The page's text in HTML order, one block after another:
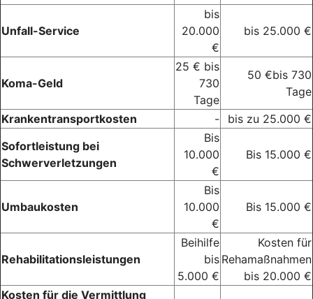
Unfall-Service
bis
20.000
€
bis 25.000 €
Koma-Geld
25 € bis
730
Tage
50 €bis 730
Tage
Krankentransportkosten
-
bis zu 25.000 €
Sofortleistung bei
Schwerverletzungen
Bis
10.000
€
Bis 15.000 €
Umbaukosten
Bis
10.000
€
Bis 15.000 €
Rehabilitationsleistungen
Beihilfe
bis
5.000 €
Kosten für
Rehamaßnahmen
bis 20.000 €
Kosten für die Vermittlung